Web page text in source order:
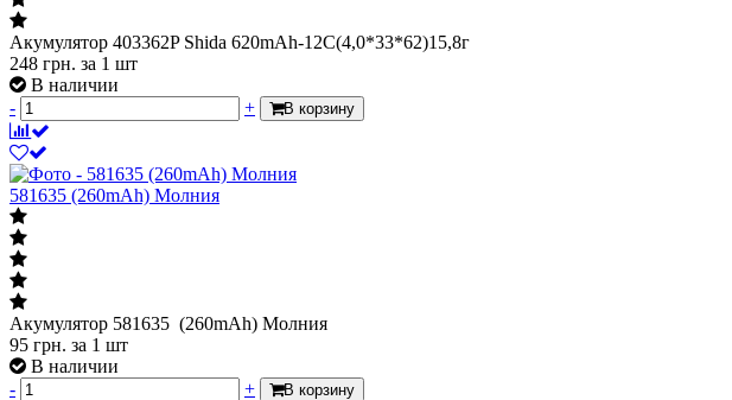
Акумулятор 403362P Shida 620mAh-12C(4,0*33*62)15,8г
248 грн. за 1 шт
В наличии
-
+ В корзину
581635 (260mAh) Молния
Акумулятор 581635 (260mAh) Молния
95 грн. за 1 шт
В наличии
-
+ В корзину